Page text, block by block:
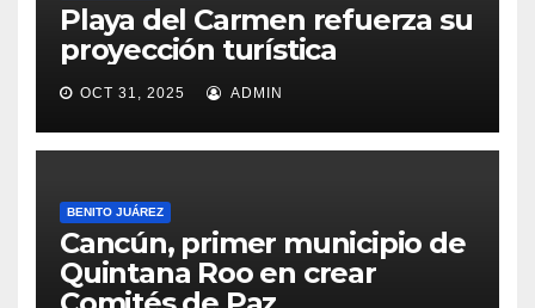
Playa del Carmen refuerza su
proyección turística
OCT 31, 2025 ADMIN
BENITO JUÁREZ
Cancún, primer municipio de
Quintana Roo en crear